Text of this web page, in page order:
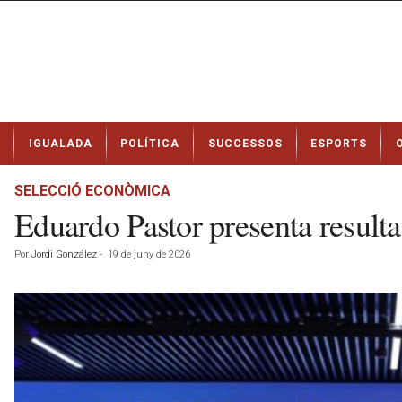
t
IGUALADA POLÍTICA SUCCESSOS ESPORTS
SELECCIÓ ECONÒMICA
Eduardo Pastor presenta
Por Jordi González - 19 de juny de 2026